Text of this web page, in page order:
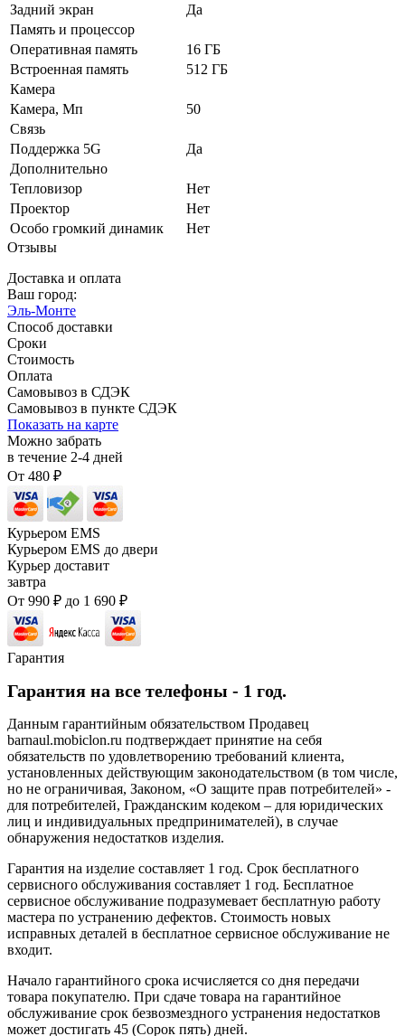
Задний экран
Да
Память и процессор
Оперативная память
16 ГБ
Встроенная память
512 ГБ
Камера
Камера, Мп
50
Связь
Поддержка 5G
Да
Дополнительно
Тепловизор
Нет
Проектор
Нет
Особо громкий динамик
Нет
Отзывы
Доставка и оплата
Ваш город:
Эль-Монте
Способ доставки
Сроки
Стоимость
Оплата
Самовывоз в СДЭК
Самовывоз в пункте СДЭК
Показать на карте
Можно забрать
в течение 2-4 дней
От 480 ₽
Курьером EMS
Курьером EMS до двери
Курьер доставит
завтра
От 990 ₽ до 1 690 ₽
Гарантия
Гарантия на все телефоны - 1 год.
Данным гарантийным обязательством Продавец
barnaul.mobiclon.ru подтверждает принятие на себя
обязательств по удовлетворению требований клиента,
установленных действующим законодательством (в том числе,
но не ограничивая, Законом, «О защите прав потребителей» -
для потребителей, Гражданским кодеком – для юридических
лиц и индивидуальных предпринимателей), в случае
обнаружения недостатков изделия.
Гарантия на изделие составляет 1 год. Срок бесплатного
сервисного обслуживания составляет 1 год. Бесплатное
сервисное обслуживание подразумевает бесплатную работу
мастера по устранению дефектов. Стоимость новых
исправных деталей в бесплатное сервисное обслуживание не
входит.
Начало гарантийного срока исчисляется со дня передачи
товара покупателю. При сдаче товара на гарантийное
обслуживание срок безвозмездного устранения недостатков
может достигать 45 (Сорок пять) дней.